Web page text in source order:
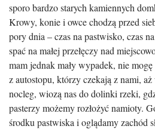
sporo bardzo starych kamiennych
Krowy, konie i owce chodzą przed
pory dnia – czas na pastwisko, czas
spać na małej przełęczy nad
mam jednak mały wypadek, nie
z autostopu, którzy czekają z nami,
nocleg, wiozą nas do dolinki rzeki,
pasterzy możemy rozłożyć namioty.
środku pastwiska i oglądamy zachód